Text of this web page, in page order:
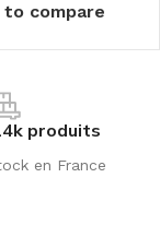
to compare
produits
en France